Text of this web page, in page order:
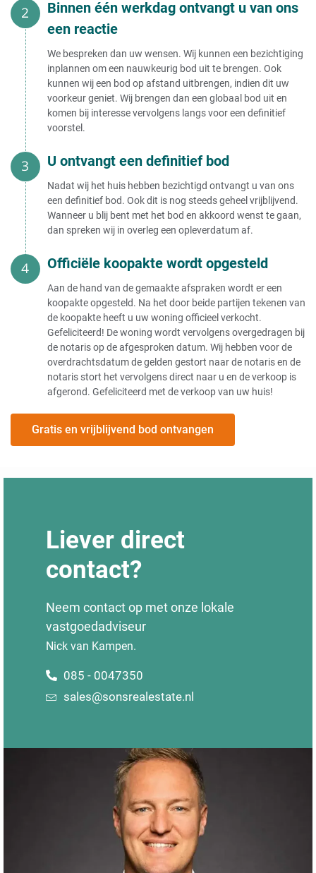
Binnen één werkdag ontvangt u van ons
een reactie
We bespreken dan uw wensen. Wij kunnen een bezichtiging
inplannen om een nauwkeurig bod uit te brengen. Ook
kunnen wij een bod op afstand uitbrengen, indien dit uw
voorkeur geniet. Wij brengen dan een globaal bod uit en
komen bij interesse vervolgens langs voor een definitief
voorstel.
U ontvangt een definitief bod
Nadat wij het huis hebben bezichtigd ontvangt u van ons
een definitief bod. Ook dit is nog steeds geheel vrijblijvend.
Wanneer u blij bent met het bod en akkoord wenst te gaan,
dan spreken wij in overleg een opleverdatum af.
Officiële koopakte wordt opgesteld
Aan de hand van de gemaakte afspraken wordt er een
koopakte opgesteld. Na het door beide partijen tekenen van
de koopakte heeft u uw woning officieel verkocht.
Gefeliciteerd! De woning wordt vervolgens overgedragen bij
de notaris op de afgesproken datum. Wij hebben voor de
overdrachtsdatum de gelden gestort naar de notaris en de
notaris stort het vervolgens direct naar u en de verkoop is
afgerond. Gefeliciteerd met de verkoop van uw huis!
Gratis en vrijblijvend bod ontvangen
Liever direct
contact?
Neem contact op met onze lokale
vastgoedadviseur
Nick van Kampen.
085 - 0047350
sales@sonsrealestate.nl